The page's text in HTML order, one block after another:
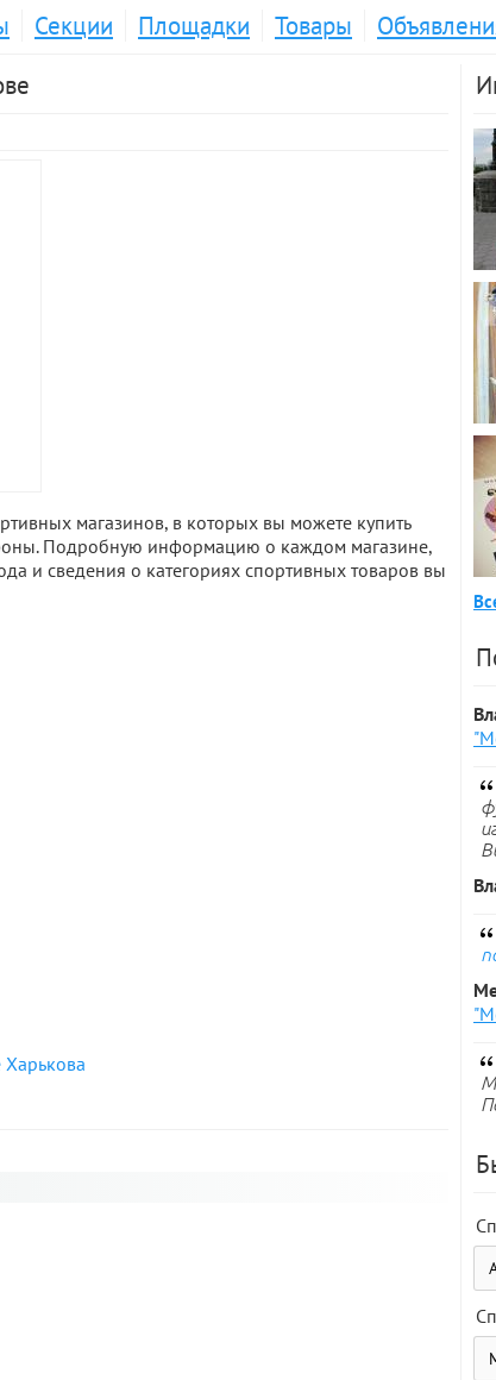
Секции Площадки Товары
магазинов, в которых вы можете купить
Подробную информацию о каждом магазине,
и сведения о категориях спортивных товаров вы
Харькова